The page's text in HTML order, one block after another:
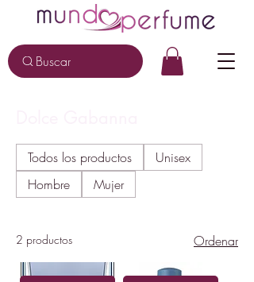
Buscar
Todos los productos
Unisex
Hombre
Mujer
2 productos Ordenar